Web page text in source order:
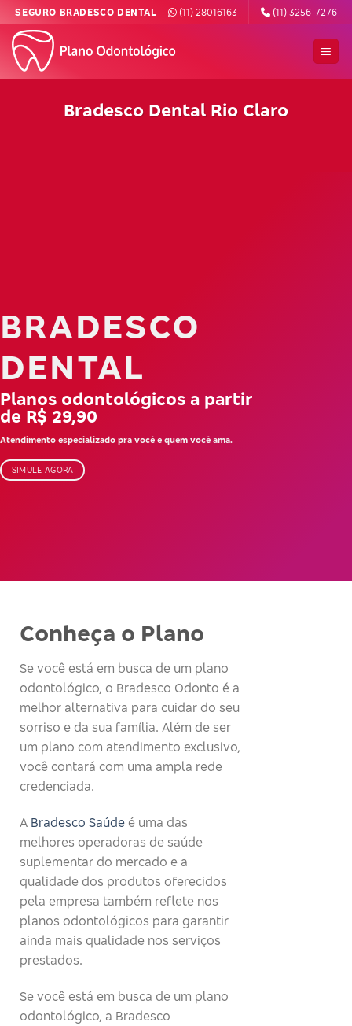
Skip
content
SEGURO BRADESCO DENTAL (11) 28016163 (11) 3256-7276
Bradesco Dental Rio Claro
BRADESCO
DENTAL
Planos odontológicos a partir
de R$ 29,90
Atendimento especializado pra você e quem você ama.
SIMULE AGORA
Conheça o Plano
Se você está em busca de um plano
odontológico, o Bradesco Odonto é a
melhor alternativa para cuidar do seu
sorriso e da sua família. Além de ser
um plano com atendimento exclusivo,
você contará com uma ampla rede
credenciada.
A Bradesco Saúde é uma das
melhores operadoras de saúde
suplementar do mercado e a
qualidade dos produtos oferecidos
pela empresa também reflete nos
planos odontológicos para garantir
ainda mais qualidade nos serviços
prestados.
Se você está em busca de um plano
odontológico, a Bradesco